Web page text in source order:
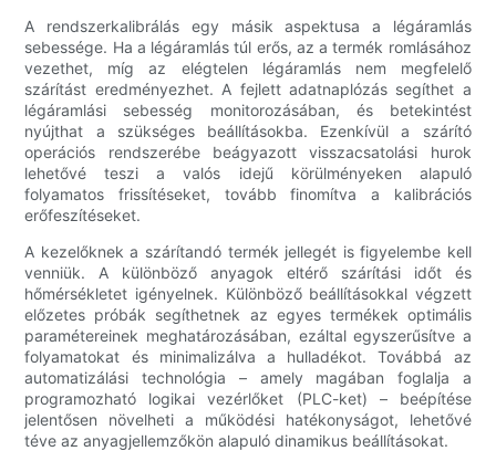
A rendszerkalibrálás egy másik aspektusa a légáramlás
sebessége. Ha a légáramlás túl erős, az a termék romlásához
vezethet, míg az elégtelen légáramlás nem megfelelő
szárítást eredményezhet. A fejlett adatnaplózás segíthet a
légáramlási sebesség monitorozásában, és betekintést
nyújthat a szükséges beállításokba. Ezenkívül a szárító
operációs rendszerébe beágyazott visszacsatolási hurok
lehetővé teszi a valós idejű körülményeken alapuló
folyamatos frissítéseket, tovább finomítva a kalibrációs
erőfeszítéseket.
A kezelőknek a szárítandó termék jellegét is figyelembe kell
venniük. A különböző anyagok eltérő szárítási időt és
hőmérsékletet igényelnek. Különböző beállításokkal végzett
előzetes próbák segíthetnek az egyes termékek optimális
paramétereinek meghatározásában, ezáltal egyszerűsítve a
folyamatokat és minimalizálva a hulladékot. Továbbá az
automatizálási technológia – amely magában foglalja a
programozható logikai vezérlőket (PLC-ket) – beépítése
jelentősen növelheti a működési hatékonyságot, lehetővé
téve az anyagjellemzőkön alapuló dinamikus beállításokat.